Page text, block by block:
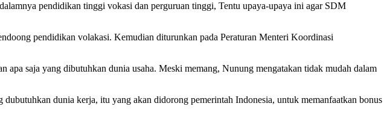
pendidikan tinggi vokasi dan perguruan tinggi, Tentu upaya-upaya ini agar SDM
pendidikan volakasi. Kemudian diturunkan pada Peraturan Menteri Koordinasi
apa saja yang dibutuhkan dunia usaha. Meski memang, Nunung mengatakan tidak mudah dalam
dunia kerja, itu yang akan didorong pemerintah Indonesia, untuk memanfaatkan bonus